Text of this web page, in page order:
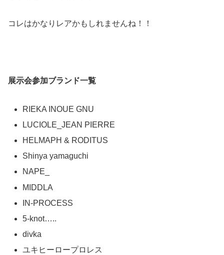
コレはかなりレアかもしれませんね！！
展示会参加ブランド一覧
RIEKA INOUE GNU
LUCIOLE_JEAN PIERRE
HELMAPH & RODITUS
Shinya yamaguchi
NAPE_
MIDDLA
IN-PROCESS
5-knot…..
divka
ユキヒーロープロレス